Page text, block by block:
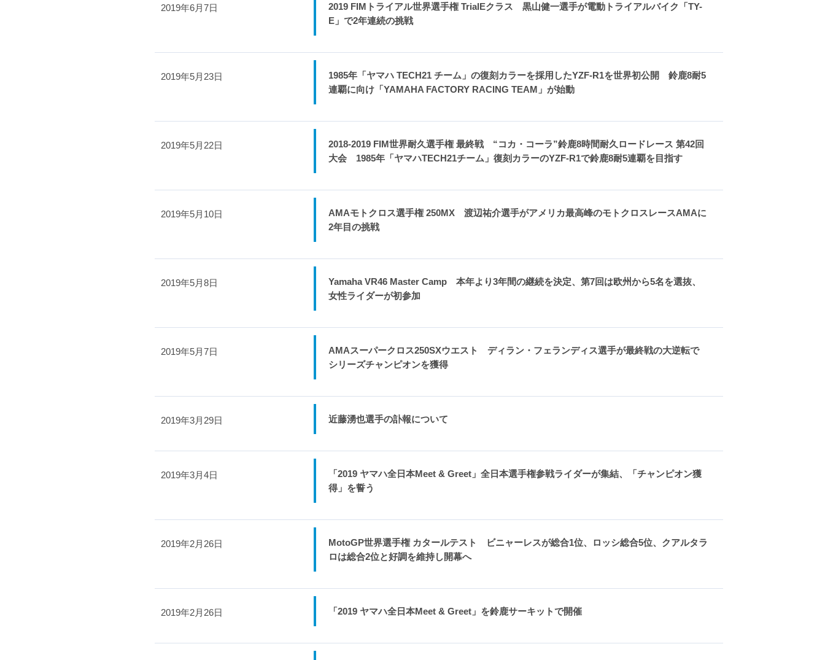
2019年6月7日
2019 FIMトライアル世界選手権 TrialEクラス 黒山健一選手が電動トライアルバイク「TY-
E」で2年連続の挑戦
2019年5月23日
1985年「ヤマハ TECH21 チーム」の復刻カラーを採用したYZF-R1を世界初公開 鈴鹿8耐5
連覇に向け「YAMAHA FACTORY RACING TEAM」が始動
2019年5月22日
2018-2019 FIM世界耐久選手権 最終戦 “コカ・コーラ”鈴鹿8時間耐久ロードレース 第42回
大会 1985年「ヤマハTECH21チーム」復刻カラーのYZF-R1で鈴鹿8耐5連覇を目指す
2019年5月10日
AMAモトクロス選手権 250MX 渡辺祐介選手がアメリカ最高峰のモトクロスレースAMAに
2年目の挑戦
2019年5月8日
Yamaha VR46 Master Camp 本年より3年間の継続を決定、第7回は欧州から5名を選抜、
女性ライダーが初参加
2019年5月7日
AMAスーパークロス250SXウエスト ディラン・フェランディス選手が最終戦の大逆転で
シリーズチャンピオンを獲得
2019年3月29日 近藤湧也選手の訃報について
2019年3月4日
「2019 ヤマハ全日本Meet & Greet」全日本選手権参戦ライダーが集結、「チャンピオン獲
得」を誓う
2019年2月26日
MotoGP世界選手権 カタールテスト ビニャーレスが総合1位、ロッシ総合5位、クアルタラ
ロは総合2位と好調を維持し開幕へ
2019年2月26日 「2019 ヤマハ全日本Meet & Greet」を鈴鹿サーキットで開催